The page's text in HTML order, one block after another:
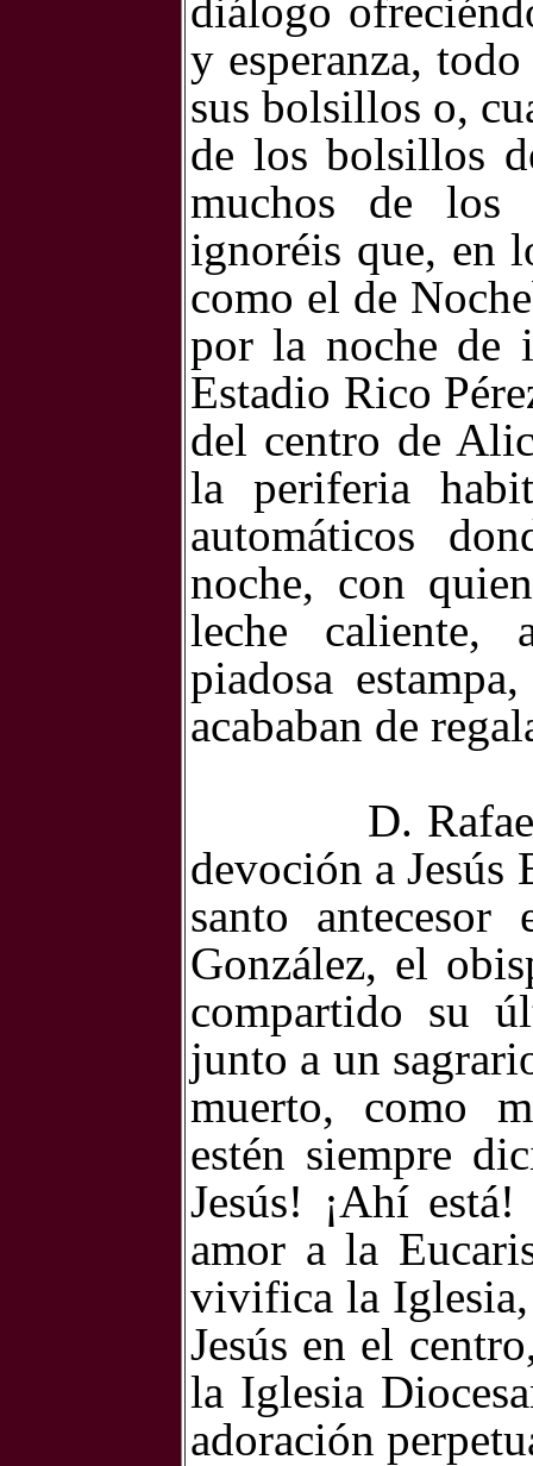
diálogo
y esperanza,
sus bolsillos o,
de los bolsillos
muchos de los
ignoréis que, en
como el de
por la noche de
Estadio Rico
del centro de
la periferia
automáticos
noche, con
leche caliente,
piadosa
acababan de
D.
devoción a Jesús
santo
González, el
compartido su
junto a un
muerto, como
estén siempre
Jesús! ¡Ahí
amor a la
vivifica la Iglesia,
Jesús en el
la Iglesia
adoración